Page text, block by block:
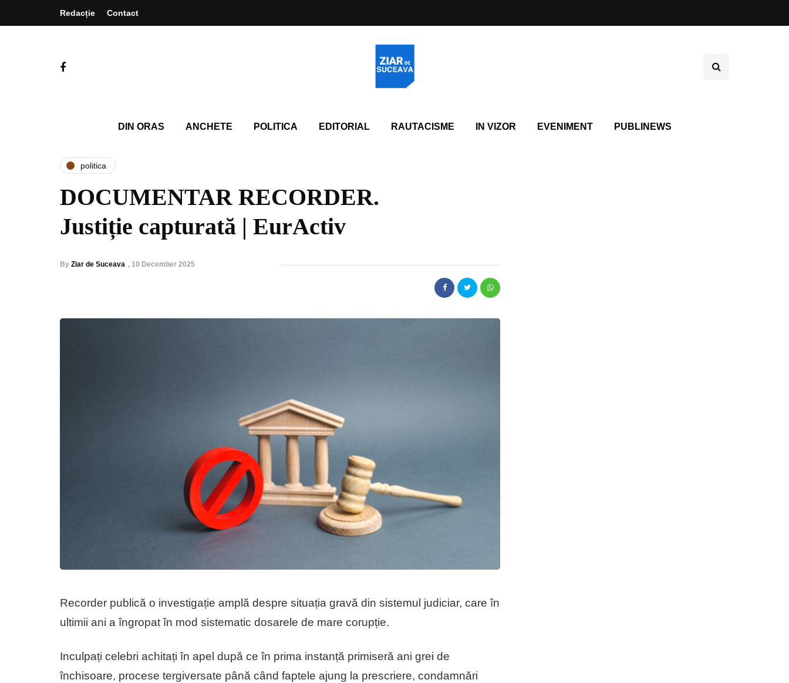
Redacție Contact
DIN ORAS ANCHETE POLITICA EDITORIAL RAUTACISME IN VIZOR EVENIMENT PUBLINEWS
politica
DOCUMENTAR RECORDER.
Justiție capturată | EurActiv
By Ziar de Suceava , 10 December 2025
Recorder publică o investigație amplă despre situația gravă din sistemul judiciar, care în
ultimii ani a îngropat în mod sistematic dosarele de mare corupție.
Inculpați celebri achitați în apel după ce în prima instanță primiseră ani grei de
închisoare, procese tergiversate până când faptele ajung la prescriere, condamnări